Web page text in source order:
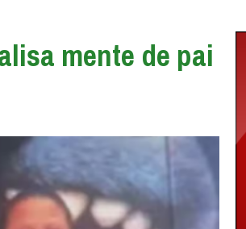
mente de pai